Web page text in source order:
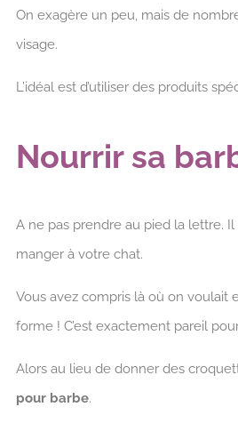
On exagère un peu, mais de
visage.
L’idéal est d’utiliser des produits
Nourrir sa
A ne pas prendre au pied la lettre.
manger à votre chat.
Vous avez compris là où on voulait
forme ! C’est exactement pareil
Alors au lieu de donner des
pour barbe.